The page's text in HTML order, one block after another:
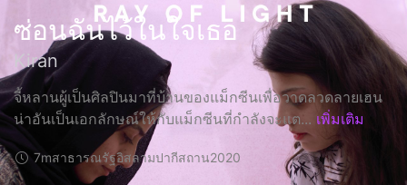
ซ่อนฉันไว้ในใจเธอ
Kiran
จี้หลานผู้เป็นศิลปินมาที่บ้านของแม็กซีนเพื่อวาดลวดลายเฮน
น่าอันเป็นเอกลักษณ์ให้กับแม็กซีนที่กำลังจะแต... เพิ่มเติม
7mสาธารณรัฐอิสลามปากีสถาน2020